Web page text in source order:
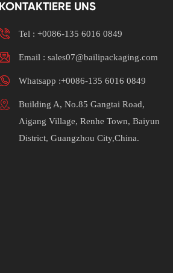
KONTAKTIERE UNS
Tel : +0086-135 6016 0849
Email : sales07@bailipackaging.com
Whatsapp :+0086-135 6016 0849
Building A, No.85 Gangtai Road,
Aigang Village, Renhe Town, Baiyun
District, Guangzhou City,China.